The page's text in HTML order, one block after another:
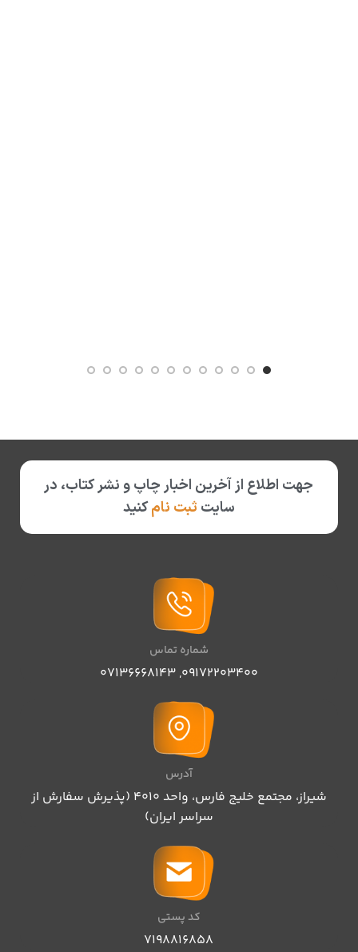
جهت اطلاع از آخرین اخبار چاپ و نشر کتاب، در
سایت ثبت نامکنید
شماره تماس
09172203400
,
07136668143
آدرس
شیراز، مجتمع خلیج فارس، واحد ۴۰۱۰ (پذیرش سفارش از
سراسر ایران)
کد پستی
۷۱۹۸۸۱۶۸۵۸